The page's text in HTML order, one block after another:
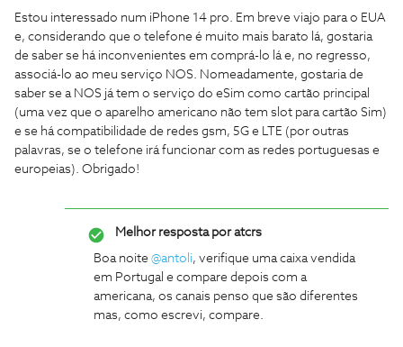
Estou interessado num iPhone 14 pro. Em breve viajo para o EUA
e, considerando que o telefone é muito mais barato lá, gostaria
de saber se há inconvenientes em comprá-lo lá e, no regresso,
associá-lo ao meu serviço NOS. Nomeadamente, gostaria de
saber se a NOS já tem o serviço do eSim como cartão principal
(uma vez que o aparelho americano não tem slot para cartão Sim)
e se há compatibilidade de redes gsm, 5G e LTE (por outras
palavras, se o telefone irá funcionar com as redes portuguesas e
europeias). Obrigado!
Melhor resposta poratcrs
Boa noite @antoli, verifique uma caixa vendida
em Portugal e compare depois com a
americana, os canais penso que são diferentes
mas, como escrevi, compare.